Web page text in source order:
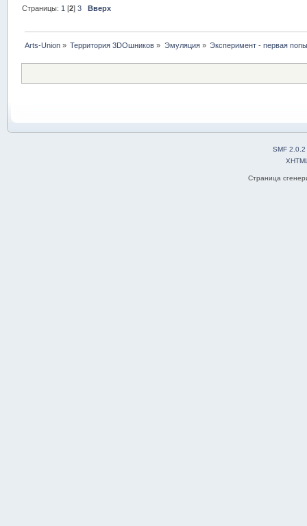
Страницы: 1 [2]3 Вверх
Arts-Union » Территория 3DOшников » Эмуляция» Эксперимент - первая
SMF 2.0.2
Страница